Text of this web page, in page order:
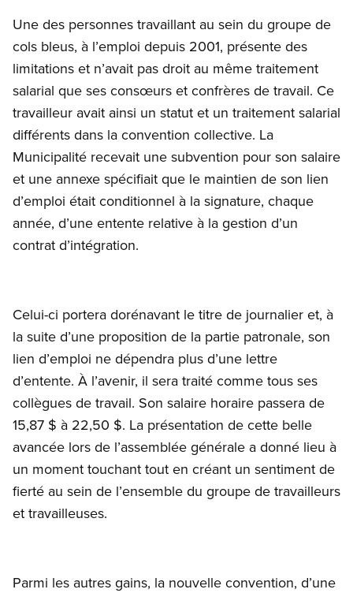
Une des personnes travaillant au sein du groupe de
cols bleus, à l’emploi depuis 2001, présente des
limitations et n’avait pas droit au même traitement
salarial que ses consœurs et confrères de travail. Ce
travailleur avait ainsi un statut et un traitement salarial
différents dans la convention collective. La
Municipalité recevait une subvention pour son salaire
et une annexe spécifiait que le maintien de son lien
d’emploi était conditionnel à la signature, chaque
année, d’une entente relative à la gestion d’un
contrat d’intégration.
Celui-ci portera dorénavant le titre de journalier et, à
la suite d’une proposition de la partie patronale, son
lien d’emploi ne dépendra plus d’une lettre
d’entente. À l’avenir, il sera traité comme tous ses
collègues de travail. Son salaire horaire passera de
15,87 $ à 22,50 $. La présentation de cette belle
avancée lors de l’assemblée générale a donné lieu à
un moment touchant tout en créant un sentiment de
fierté au sein de l’ensemble du groupe de travailleurs
et travailleuses.
Parmi les autres gains, la nouvelle convention, d’une